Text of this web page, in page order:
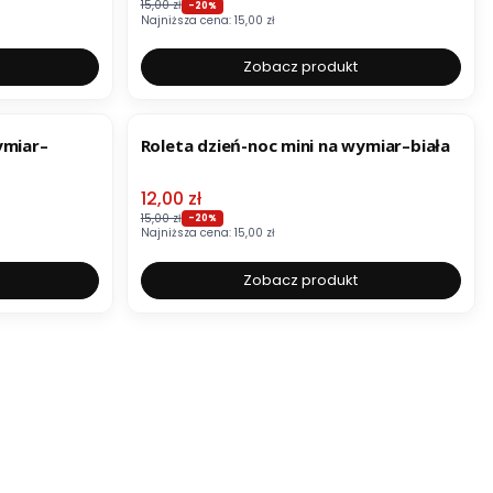
15,00 zł -20%
Najniższa cena: 15,00 zł
Zobacz produkt
Roleta dzień-noc mini na wymiar–biała
Cena promocyjna
12,00 zł
15,00 zł -20%
Najniższa cena: 15,00 zł
Zobacz produkt